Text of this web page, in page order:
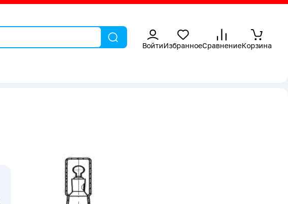
ВойтиИзбранноеСравнениеКорзина